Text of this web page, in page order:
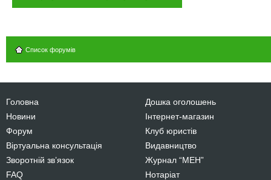
Список форумів
Головна
Новини
Форум
Віртуальна консультація
Зворотній зв’язок
FAQ
Дошка оголошень
Інтернет-магазин
Клуб юристів
Видавництво
Журнал “МЕН”
Нотаріат